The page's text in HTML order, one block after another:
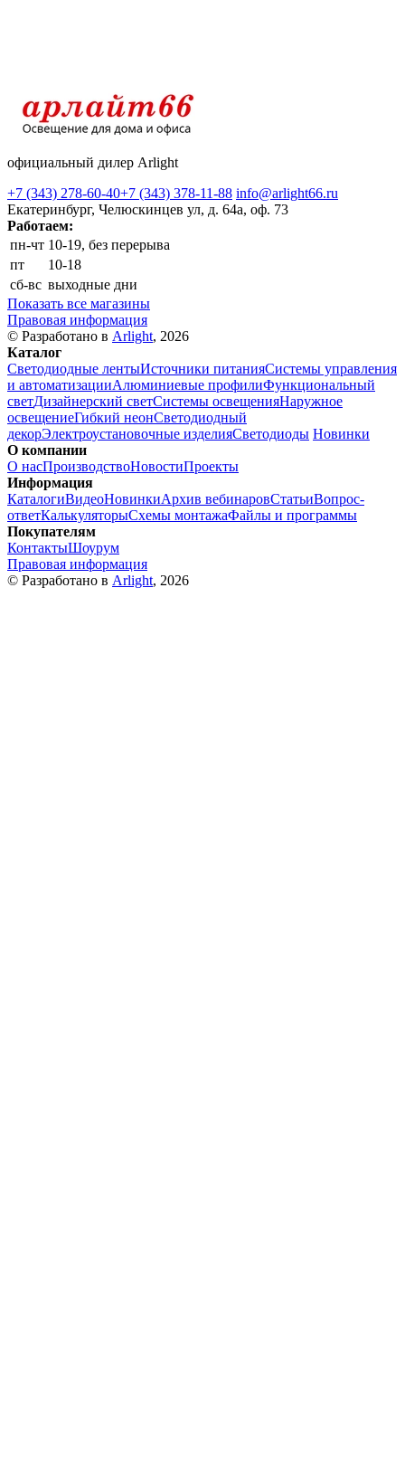
официальный дилер Arlight
+7 (343) 278-60-40+7 (343) 378-11-88 info@arlight66.ru
Екатеринбург, Челюскинцев ул, д. 64а, оф. 73
Работаем:
пн-чт 10-19, без перерыва
пт
10-18
сб-вс выходные дни
Показать все магазины
Правовая информация
© Разработано в Arlight, 2026
Каталог
Светодиодные лентыИсточники питанияСистемы управления
и автоматизацииАлюминиевые профилиФункциональный
светДизайнерский светСистемы освещенияНаружное
освещениеГибкий неонСветодиодный
декорЭлектроустановочные изделияСветодиоды Новинки
О компании
О насПроизводствоНовостиПроекты
Информация
КаталогиВидеоНовинкиАрхив вебинаровСтатьиВопрос-
ответКалькуляторыСхемы монтажаФайлы и программы
Покупателям
КонтактыШоурум
Правовая информация
© Разработано в Arlight, 2026